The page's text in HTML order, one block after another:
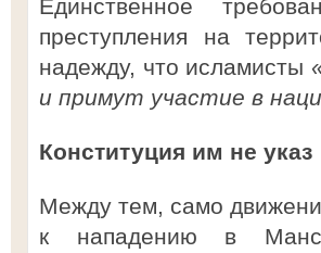
Единственное
преступления на
надежду, что исламисты
и примут участие в
Конституция им не указ
Между тем, само
к нападению в